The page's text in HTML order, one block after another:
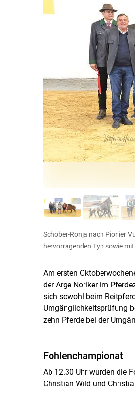
Schober-Ronja nach Pionier
hervorragenden Typ sowie
Am ersten
der Arge Noriker im
sich sowohl beim
Umgänglichkeitsprüfung
zehn Pferde bei der
Fohlenchampionat
Ab 12.30 Uhr wurden die
Christian Wild und